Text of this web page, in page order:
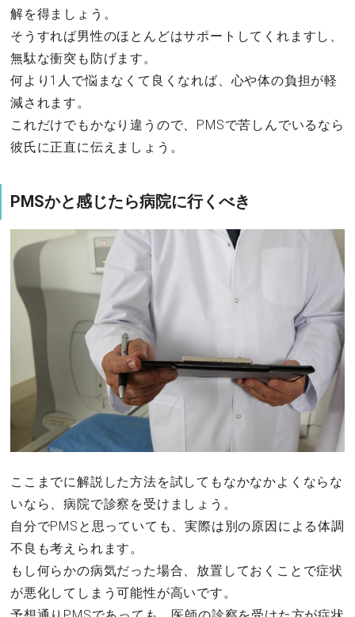
解を得ましょう。
そうすれば男性のほとんどはサポートしてくれますし、
無駄な衝突も防げます。
何より1人で悩まなくて良くなれば、心や体の負担が軽
減されます。
これだけでもかなり違うので、PMSで苦しんでいるなら
彼氏に正直に伝えましょう。
PMSかと感じたら病院に行くべき
ここまでに解説した方法を試してもなかなかよくならな
いなら、病院で診察を受けましょう。
自分でPMSと思っていても、実際は別の原因による体調
不良も考えられます。
もし何らかの病気だった場合、放置しておくことで症状
が悪化してしまう可能性が高いです。